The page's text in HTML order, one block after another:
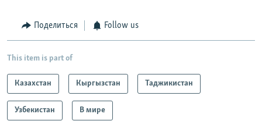
Поделиться Follow us
This item is part of
Казахстан Кыргызстан Таджикистан
Узбекистан В мире